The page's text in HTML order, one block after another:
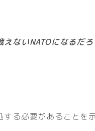
ないNATOになるだ
る必要があることを示